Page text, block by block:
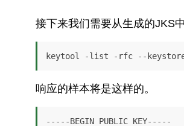
接下来我们需要从生成的JKS
keytool -list -rfc --keystore
响应的样本将是这样的。
-----BEGIN PUBLIC KEY-----